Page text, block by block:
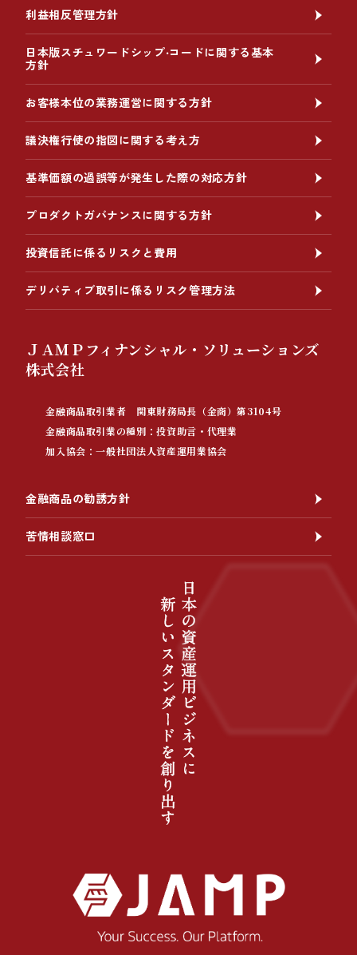
利益相反管理方針
日本版スチュワードシップ‧コードに関する基本
方針
お客様本位の業務運営に関する方針
議決権行使の指図に関する考え方
基準価額の過誤等が発生した際の対応方針
プロダクトガバナンスに関する方針
投資信託に係るリスクと費用
デリバティブ取引に係るリスク管理方法
ＪＡＭＰフィナンシャル・ソリューションズ
株式会社
金融商品取引業者 関東財務局長（金商）第3104号
金融商品取引業の種別：投資助言・代理業
加入協会：一般社団法人資産運用業協会
金融商品の勧誘方針
苦情相談窓口